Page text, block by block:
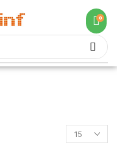
0